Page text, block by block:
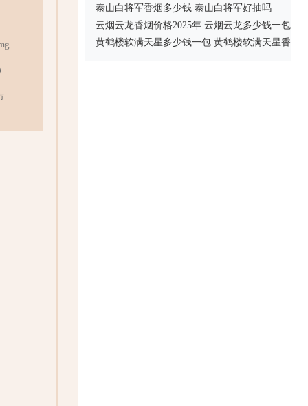
泰山白将军香烟多少钱 泰山白将军好抽吗
云烟云龙香烟价格2025年 云烟云龙多少钱一包
黄鹤楼软满天星多少钱一包 黄鹤楼软满天星香烟